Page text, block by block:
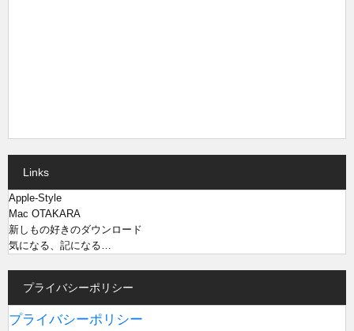
Links
Apple-Style
Mac OTAKARA
新しもの好きのダウンロード
気になる、記になる…
プライバシーポリシー
プライバシーポリシー